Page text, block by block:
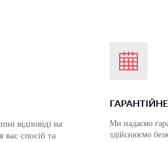
відповіді на
вас спосіб та
Ми надаємо
здійснюємо